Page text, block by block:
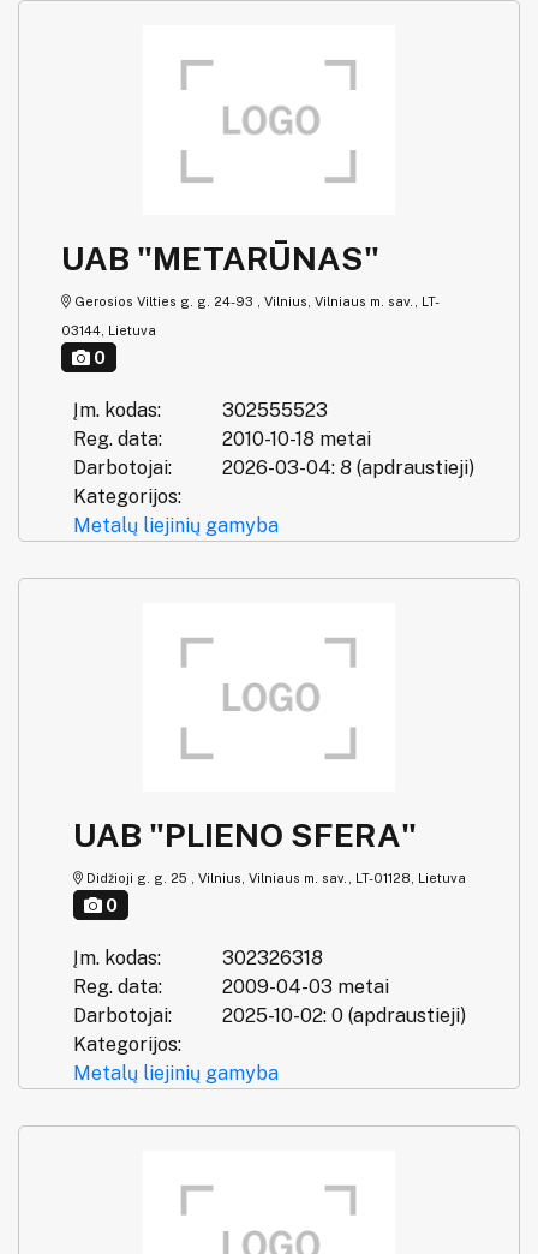
UAB "METARŪNAS"
Gerosios Vilties g. g. 24-93 , Vilnius, Vilniaus m. sav., LT-
03144, Lietuva
0
Įm. kodas:
302555523
Reg. data:
2010-10-18 metai
Darbotojai:
2026-03-04: 8 (apdraustieji)
Kategorijos:
Metalų liejinių gamyba
UAB "PLIENO SFERA"
Didžioji g. g. 25 , Vilnius, Vilniaus m. sav., LT-01128, Lietuva
0
Įm. kodas:
302326318
Reg. data:
2009-04-03 metai
Darbotojai:
2025-10-02: 0 (apdraustieji)
Kategorijos:
Metalų liejinių gamyba